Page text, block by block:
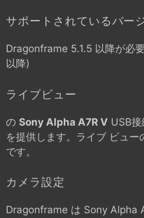
サポートされているバー
Dragonframe 5.1.5 以降が必
以降)
ライブビュー
の Sony Alpha A7R V USB
を提供します。ライブ ビュ
です。
カメラ設定
Dragonframe は Sony Alpha